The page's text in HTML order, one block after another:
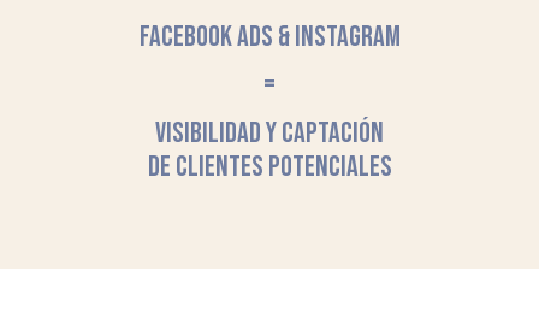
FACEBOOK ADS & INSTAGRAM
=
VISIBILIDAD Y CAPTACIÓN
DE CLIENTES POTENCIALES